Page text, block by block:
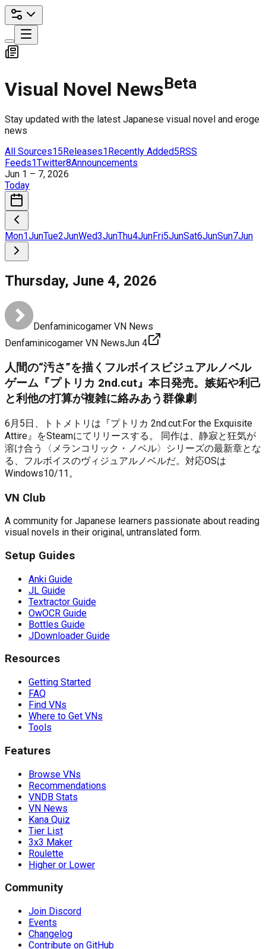
Visual Novel NewsBeta
Stay updated with the latest Japanese visual novel and eroge
news
All Sources15Releases1Recently Added5RSS
Feeds1Twitter8Announcements
Jun 1 – 7, 2026
Today
Mon1JunTue2JunWed3JunThu4JunFri5JunSat6JunSun7Jun
Thursday, June 4, 2026
Denfaminicogamer VN News
Denfaminicogamer VN NewsJun 4
人間の“汚さ”を描くフルボイスビジュアルノベル
ゲーム『プトリカ 2nd.cut』本日発売。嫉妬や利己
と利他の打算が複雑に絡みあう群像劇
6月5日、トトメトリは『プトリカ 2nd.cut:For the Exquisite
Attire』をSteamにてリリースする。 同作は、静寂と狂気が
溶け合う〈メランコリック・ノベル〉シリーズの最新章とな
る、フルボイスのヴィジュアルノベルだ。対応OSは
Windows10/11。
VN Club
A community for Japanese learners passionate about reading
visual novels in their original, untranslated form.
Setup Guides
Anki Guide
JL Guide
Textractor Guide
OwOCR Guide
Bottles Guide
JDownloader Guide
Resources
Getting Started
FAQ
Find VNs
Where to Get VNs
Tools
Features
Browse VNs
Recommendations
VNDB Stats
VN News
Kana Quiz
Tier List
3x3 Maker
Roulette
Higher or Lower
Community
Join Discord
Events
Changelog
Contribute on GitHub